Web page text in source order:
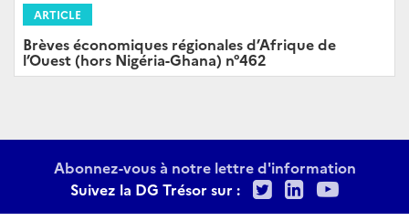
ARTICLE
Brèves économiques régionales d’Afrique de
l’Ouest (hors Nigéria-Ghana) n°462
Abonnez-vous à notre lettre d'information
Suivez la DG Trésor sur :
TwitterLinkedIn